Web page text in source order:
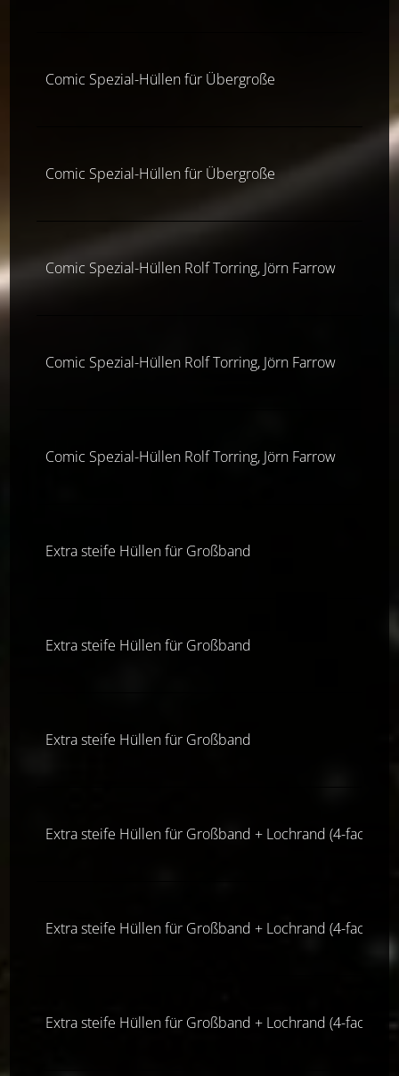
Comic Spezial-Hüllen für Übergroße
Comic Spezial-Hüllen für Übergroße
Comic Spezial-Hüllen Rolf Torring, Jörn Farrow
Comic Spezial-Hüllen Rolf Torring, Jörn Farrow
Comic Spezial-Hüllen Rolf Torring, Jörn Farrow
Extra steife Hüllen für Großband
Extra steife Hüllen für Großband
Extra steife Hüllen für Großband
Extra steife Hüllen für Großband + Lochrand (4-fach-
Extra steife Hüllen für Großband + Lochrand (4-fach-
Extra steife Hüllen für Großband + Lochrand (4-fach-